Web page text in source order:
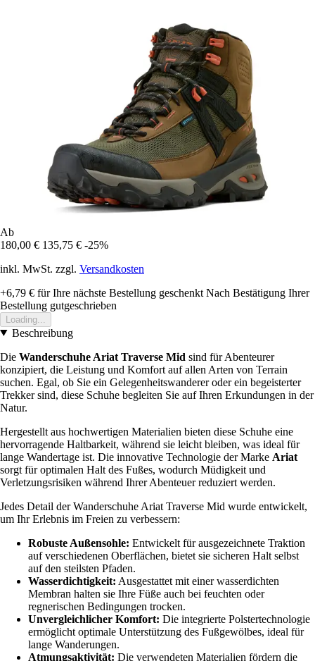
Ab
180,00 € 135,75 € -25%
inkl. MwSt. zzgl. Versandkosten
+6,79 € für Ihre nächste Bestellung geschenkt Nach Bestätigung Ihrer
Bestellung gutgeschrieben
Loading...
Beschreibung
Die Wanderschuhe Ariat Traverse Mid sind für Abenteurer
konzipiert, die Leistung und Komfort auf allen Arten von Terrain
suchen. Egal, ob Sie ein Gelegenheitswanderer oder ein begeisterter
Trekker sind, diese Schuhe begleiten Sie auf Ihren Erkundungen in der
Natur.
Hergestellt aus hochwertigen Materialien bieten diese Schuhe eine
hervorragende Haltbarkeit, während sie leicht bleiben, was ideal für
lange Wandertage ist. Die innovative Technologie der Marke Ariat
sorgt für optimalen Halt des Fußes, wodurch Müdigkeit und
Verletzungsrisiken während Ihrer Abenteuer reduziert werden.
Jedes Detail der Wanderschuhe Ariat Traverse Mid wurde entwickelt,
um Ihr Erlebnis im Freien zu verbessern:
Robuste Außensohle: Entwickelt für ausgezeichnete Traktion
auf verschiedenen Oberflächen, bietet sie sicheren Halt selbst
auf den steilsten Pfaden.
Wasserdichtigkeit: Ausgestattet mit einer wasserdichten
Membran halten sie Ihre Füße auch bei feuchten oder
regnerischen Bedingungen trocken.
Unvergleichlicher Komfort: Die integrierte Polstertechnologie
ermöglicht optimale Unterstützung des Fußgewölbes, ideal für
lange Wanderungen.
Atmungsaktivität: Die verwendeten Materialien fördern die